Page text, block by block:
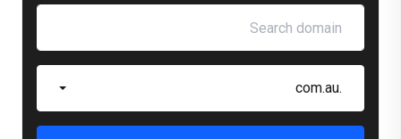
.com.au